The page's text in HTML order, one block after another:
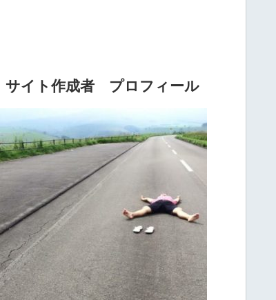
サイト作成者 プロフィール